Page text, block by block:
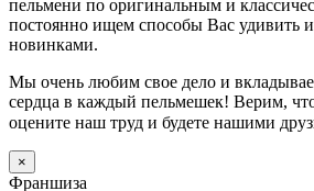
пельмени по оригинальным и
постоянно ищем способы Вас удивить
новинками.
Мы очень любим свое дело и
сердца в каждый пельмешек! Верим,
оцените наш труд и будете нашими
×
Франшиза